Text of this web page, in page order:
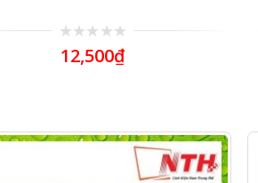
out
12,500₫